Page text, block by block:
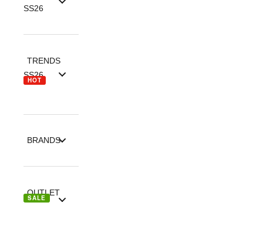
SS26
TRENDS
SS26
HOT
BRANDS
OUTLET
SALE